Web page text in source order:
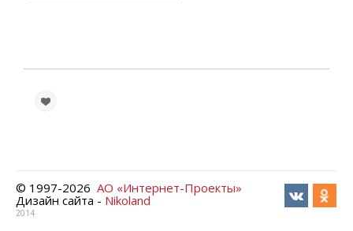
© 1997-2026 АО «Интернет-Проекты»
Дизайн сайта - Nikoland
2014